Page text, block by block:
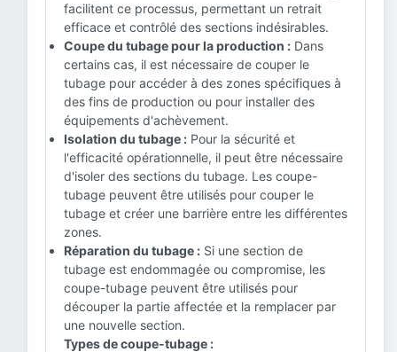
facilitent ce processus, permettant un retrait
efficace et contrôlé des sections indésirables.
Coupe du tubage pour la production : Dans
certains cas, il est nécessaire de couper le
tubage pour accéder à des zones spécifiques à
des fins de production ou pour installer des
équipements d'achèvement.
Isolation du tubage : Pour la sécurité et
l'efficacité opérationnelle, il peut être nécessaire
d'isoler des sections du tubage. Les coupe-
tubage peuvent être utilisés pour couper le
tubage et créer une barrière entre les différentes
zones.
Réparation du tubage : Si une section de
tubage est endommagée ou compromise, les
coupe-tubage peuvent être utilisés pour
découper la partie affectée et la remplacer par
une nouvelle section.
Types de coupe-tubage :